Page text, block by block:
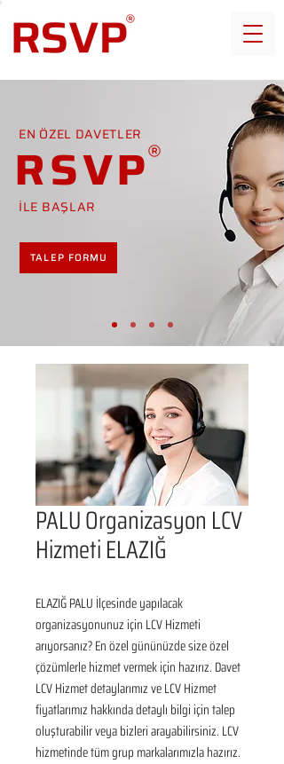
EN ÖZEL DAVETLER
RSVP
İLE BAŞLAR
TALEP FORMU
PALU Organizasyon LCV
Hizmeti ELAZIĞ
ELAZIĞ PALU İlçesinde yapılacak
organizasyonunuz için LCV Hizmeti
arıyorsanız? En özel gününüzde size özel
çözümlerle hizmet vermek için hazırız. Davet
LCV Hizmet detaylarımız ve LCV Hizmet
fiyatlarımız hakkında detaylı bilgi için talep
oluşturabilir veya bizleri arayabilirsiniz. LCV
hizmetinde tüm grup markalarımızla hazırız.